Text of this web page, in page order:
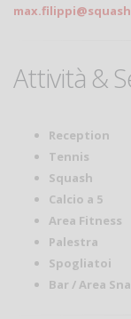
Attività &
Reception
Tennis
Squash
Calcio a 5
Area Fitness
Palestra
Spogliatoi
Bar / Area